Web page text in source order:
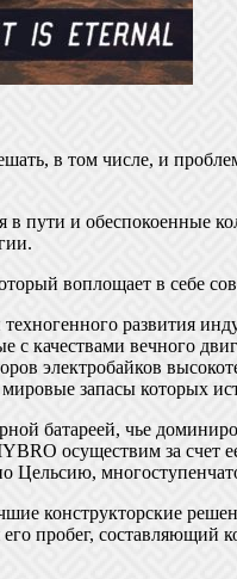
в том числе, и
пути и обеспокоенные
воплощает в себе
развития
качествами вечного
электробайков
запасы которых
чье
осуществим за счет
Цельсию,
конструкторские
пробег,